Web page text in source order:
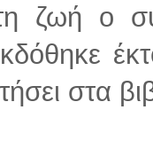
ζωή ο
στα